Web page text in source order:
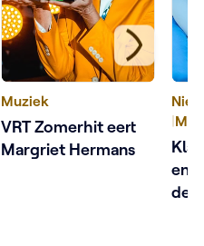
Muziek
VRT Zomerhit eert
Margriet Hermans
|
en
de